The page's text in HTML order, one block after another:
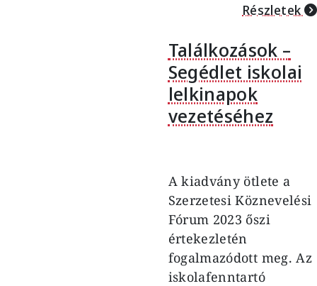
Részletek
Találkozások –
Segédlet iskolai
lelkinapok
vezetéséhez
A kiadvány ötlete a
Szerzetesi Köznevelési
Fórum 2023 őszi
értekezletén
fogalmazódott meg. Az
iskolafenntartó